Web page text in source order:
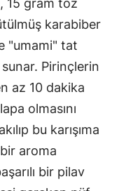
karabiber
"umami" tat
Pirinçlerin
az 10 dakika
olmasını
bu karışıma
aroma
bir pilav